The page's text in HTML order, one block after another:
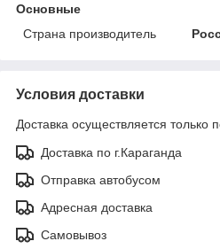
Основные
Страна производитель
Условия доставки
Доставка осуществляется только
Доставка по г.Караганда
Отправка автобусом
Адресная доставка
Самовывоз